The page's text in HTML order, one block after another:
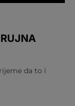
da to i